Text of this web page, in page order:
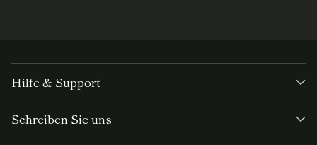
Hilfe & Support
Schreiben Sie uns